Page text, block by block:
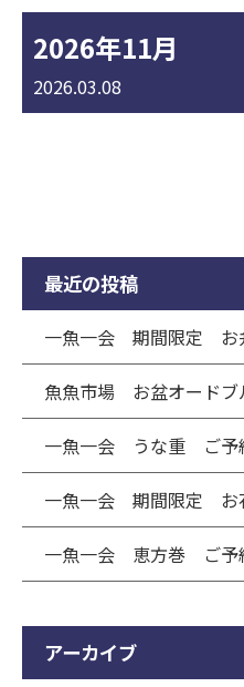
2026年11月
2026.03.08
最近の投稿
一魚一会 期間限定 お
魚魚市場 お盆オードブ
一魚一会 うな重 ご予
一魚一会 期間限定 お
一魚一会 恵方巻 ご予
アーカイブ